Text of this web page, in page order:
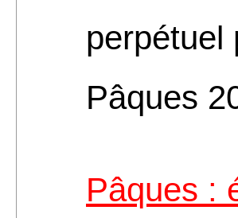
perpétuel
Pâques
Pâques :